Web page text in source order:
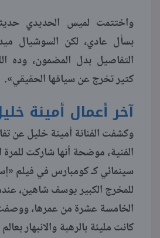
واختتمت لميس الحديدي
بسأل عادي، لكن السوشيال
التفاصيل بدل المضمون، وده
كتير تخرج عن سياقها الحقيقي».
آخر أعمال أمينة
وكشفت الفنانة أمينة خليل عن
الفنية، موضحة أنها شاركت
سينمائي كـ كومبارس في فيلم
للمخرج الكبير يوسف شاهين،
الخامسة عشرة من عمرها، ووصفت
كانت مليئة بالرهبة والانبهار